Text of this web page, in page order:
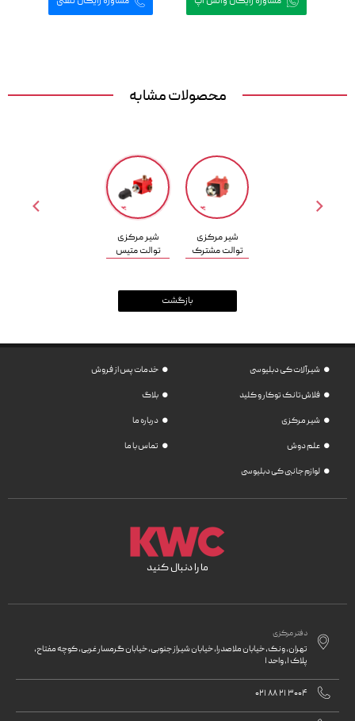
محصولات مشابه
 
شیر مرکزی
توالت متیس
شیر مرکزی
توالت مشترک
بازگشت
شیرآلات کی دبلیو سی
فلاش‌تانک توکار و کلید
شیر مرکزی
علم دوش
لوازم جانبی کی دبلیو سی
خدمات پس از فروش
بلاگ
درباره ما
تماس با ما
ما را دنبال کنید
 دفتر مرکزی
تهران، ونک، خیابان ملاصدرا، خیابان شیراز جنوبی، خیابان گرمسار غربی، کوچه مفتاح،
پلاک 1، واحد 1

021 88 21 3004